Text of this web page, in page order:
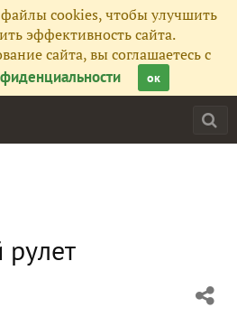
cookies, чтобы улучшить
эффективность сайта.
сайта, вы соглашаетесь с
ок